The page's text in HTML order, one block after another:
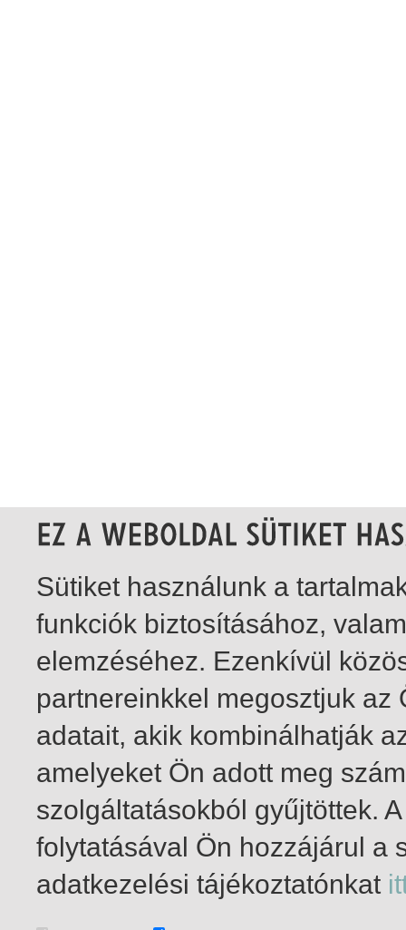
1-4 / insgesamt 4 Treffer
Sütiket használunk a
funkciók biztosításához,
elemzéséhez. Ezenkívül
partnereinkkel megosztjuk
adatait, akik kombinálhatják
amelyeket Ön adott meg
szolgáltatásokból gyűjtöttek.
folytatásával Ön hozzájárul a
adatkezelési tájékoztatónkat